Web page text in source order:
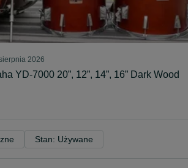
2026
YD-7000 20”, 12”, 14”, 16” Dark Wood
Stan: Używane